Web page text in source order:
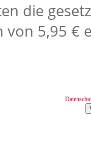
die
von 5,95 €